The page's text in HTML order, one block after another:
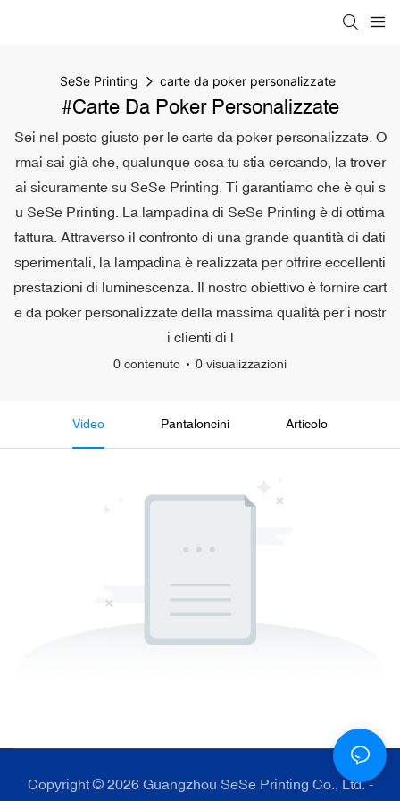
SeSe Printing carte da poker personalizzate
#carte Da Poker Personalizzate
Sei nel posto giusto per le carte da poker personalizzate. O
rmai sai già che, qualunque cosa tu stia cercando, la trover
ai sicuramente su SeSe Printing. Ti garantiamo che è qui s
u SeSe Printing. La lampadina di SeSe Printing è di ottima
fattura. Attraverso il confronto di una grande quantità di dati
sperimentali, la lampadina è realizzata per offrire eccellenti
prestazioni di luminescenza. Il nostro obiettivo è fornire cart
e da poker personalizzate della massima qualità per i nostr
i clienti di l
0 contenuto 0 visualizzazioni
Video Pantaloncini Articolo
Copyright © 2026 Guangzhou SeSe Printing Co., Ltd. -